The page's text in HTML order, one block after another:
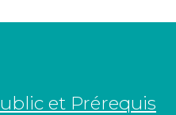
et Prérequis